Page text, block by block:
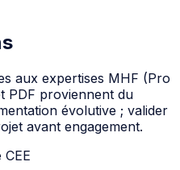
aux expertises MHF (Pro
PDF proviennent du
évolutive ; valider
avant engagement.